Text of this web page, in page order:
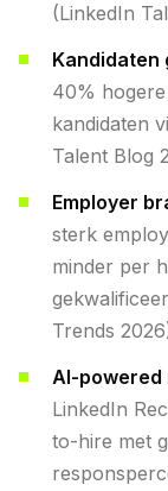
(LinkedIn
Kandidaten
40%
kandidaten
Talent Blog
Employer
sterk
minder per
Trends
AI-
LinkedIn
to-hire met